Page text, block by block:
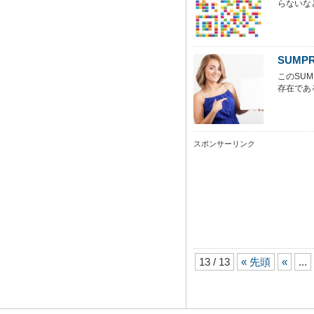
らない
この
存在であ
スポンサーリンク
13 / 13 « 先頭 « ...